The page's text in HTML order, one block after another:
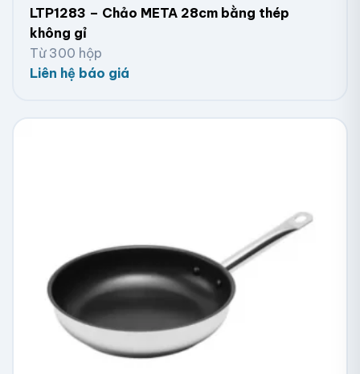
LTP1283 – Chảo META 28cm bằng thép
không gỉ
Từ 300 hộp
Liên hệ báo giá